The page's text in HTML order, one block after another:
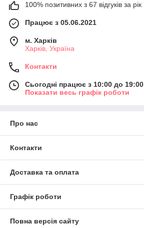
100% позитивних з 67 відгуків за рік
Працює з 05.06.2021
м. Харків
Харків, Україна
Контакти
Сьогодні працює з 10:00 до 19:00
Показати весь графік роботи
Про нас
Контакти
Доставка та оплата
Графік роботи
Повна версія сайту